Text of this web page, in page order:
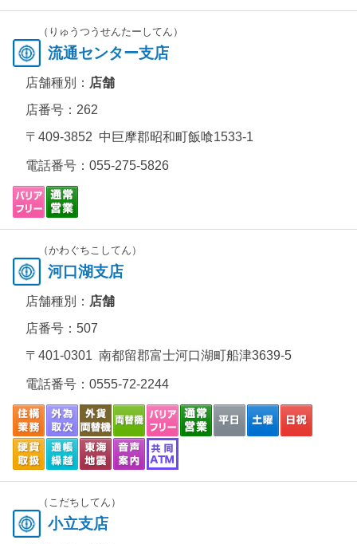
（りゅうつうせんたーしてん）
流通センター支店
店舗種別： 店舗
店番号：262
〒409-3852 中巨摩郡昭和町飯喰1533-1
電話番号： 055-275-5826
（かわぐちこしてん）
河口湖支店
店舗種別： 店舗
店番号：507
〒401-0301 南都留郡富士河口湖町船津3639-5
電話番号： 0555-72-2244
（こだちしてん）
小立支店